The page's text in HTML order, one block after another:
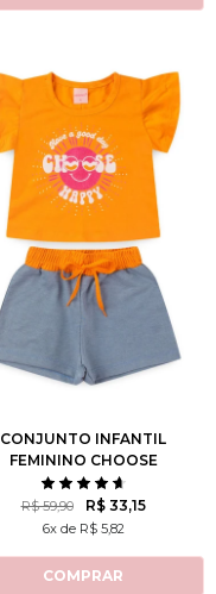
10
CONJUNTO INFANTIL
FEMININO CHOOSE
HAPPY
R$ 59,90 R$ 33,15
6x de R$ 5,82
COMPRAR